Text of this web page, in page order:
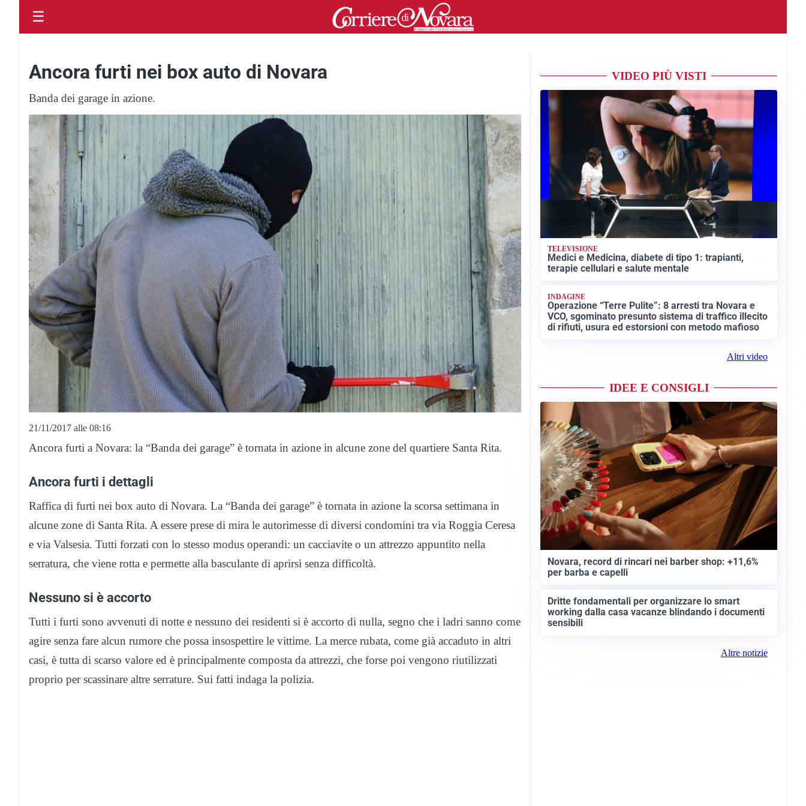
☰
Ancora furti nei box auto di Novara
Banda dei garage in azione.
21/11/2017 alle 08:16
Ancora furti a Novara: la “Banda dei garage” è tornata in azione in alcune zone del quartiere Santa Rita.
Ancora furti i dettagli
Raffica di furti nei box auto di Novara. La “Banda dei garage” è tornata in azione la scorsa settimana in
alcune zone di Santa Rita. A essere prese di mira le autorimesse di diversi condomini tra via Roggia Ceresa
e via Valsesia. Tutti forzati con lo stesso modus operandi: un cacciavite o un attrezzo appuntito nella
serratura, che viene rotta e permette alla basculante di aprirsi senza difficoltà.
Nessuno si è accorto
Tutti i furti sono avvenuti di notte e nessuno dei residenti si è accorto di nulla, segno che i ladri sanno come
agire senza fare alcun rumore che possa insospettire le vittime. La merce rubata, come già accaduto in altri
casi, è tutta di scarso valore ed è principalmente composta da attrezzi, che forse poi vengono riutilizzati
proprio per scassinare altre serrature. Sui fatti indaga la polizia.
VIDEO PIÙ VISTI
TELEVISIONE
Medici e Medicina, diabete di tipo 1: trapianti,
terapie cellulari e salute mentale
INDAGINE
Operazione “Terre Pulite”: 8 arresti tra Novara e
VCO, sgominato presunto sistema di traffico illecito
di rifiuti, usura ed estorsioni con metodo mafioso
Altri video
IDEE E CONSIGLI
Novara, record di rincari nei barber shop: +11,6%
per barba e capelli
Dritte fondamentali per organizzare lo smart
working dalla casa vacanze blindando i documenti
sensibili
Altre notizie